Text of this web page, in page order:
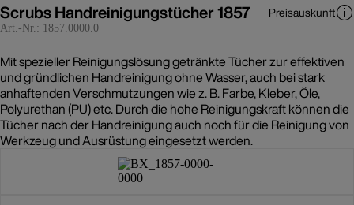
Scrubs Handreinigungstücher 1857
Art.-Nr.: 1857.0000.0
Preisauskunft
Mit spezieller Reinigungslösung getränkte Tücher zur effektiven
und gründlichen Handreinigung ohne Wasser, auch bei stark
anhaftenden Verschmutzungen wie z. B. Farbe, Kleber, Öle,
Polyurethan (PU) etc. Durch die hohe Reinigungskraft können die
Tücher nach der Handreinigung auch noch für die Reinigung von
Werkzeug und Ausrüstung eingesetzt werden.